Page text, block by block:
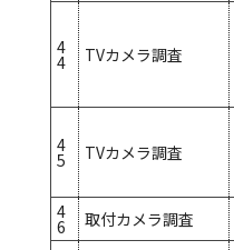
4
4 TVカメラ調査
4
5 TVカメラ調査
4
6 取付カメラ調査